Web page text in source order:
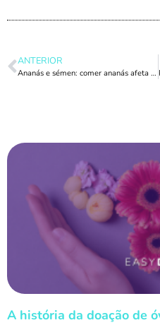
ANTERIOR
Ananás e sémen: comer ananás afeta o sabor do sémen?
A história da doação de